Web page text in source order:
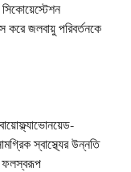
সিকোয়েস্টেশন
করে জলবায়ু পরিবর্তনকে
স্বাস্থ্যের উন্নতি
ফলস্বরূপ